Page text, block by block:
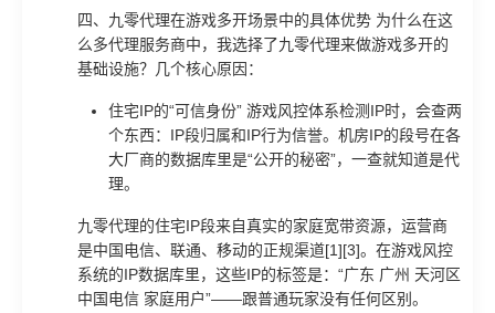
四、九零代理在游戏多开场景中的具体优势 为什么在这
么多代理服务商中，我选择了九零代理来做游戏多开的
基础设施？几个核心原因：
住宅IP的“可信身份” 游戏风控体系检测IP时，会查两
个东西：IP段归属和IP行为信誉。机房IP的段号在各
大厂商的数据库里是“公开的秘密”，一查就知道是代
理。
九零代理的住宅IP段来自真实的家庭宽带资源，运营商
是中国电信、联通、移动的正规渠道[1][3]。在游戏风控
系统的IP数据库里，这些IP的标签是：“广东 广州 天河区
中国电信 家庭用户”——跟普通玩家没有任何区别。